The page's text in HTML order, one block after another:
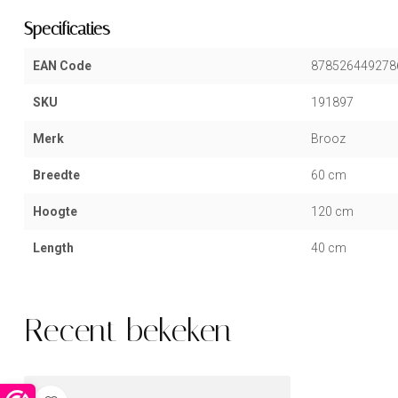
Specificaties
EAN Code
SKU 191897
Merk Brooz
Breedte 60 cm
Hoogte 120 cm
Length 40 cm
Recent bekeken